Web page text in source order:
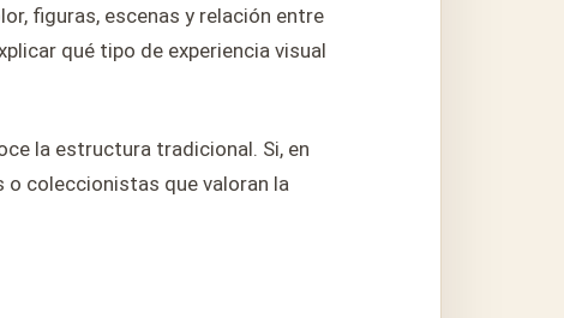
figuras, escenas y relación entre
qué tipo de experiencia visual
la estructura tradicional. Si, en
coleccionistas que valoran la